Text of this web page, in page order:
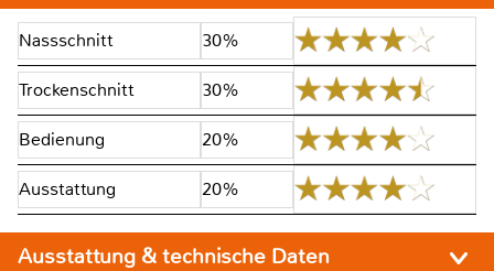
Nassschnitt 30%
Trockenschnitt 30%
Bedienung 20%
Ausstattung 20%
Ausstattung & technische Daten